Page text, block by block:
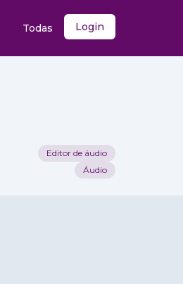
Todas Login
Editor de áudio
Áudio